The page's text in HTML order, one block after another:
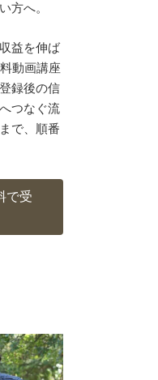
方へ。
益を伸ば
動画講座
録後の信
つなぐ流
で、順番
で受